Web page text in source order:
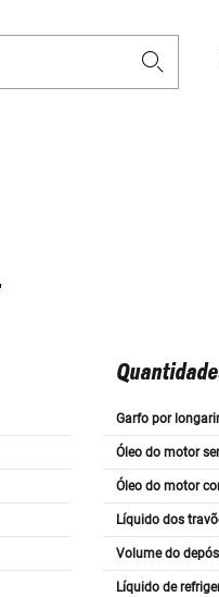
Garfo por
Óleo do motor
Óleo do motor
Líquido dos
Volume do
Líquido de